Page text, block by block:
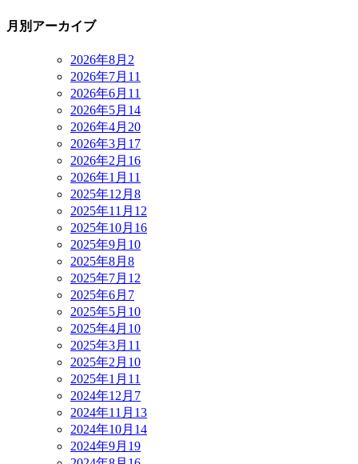
月別アーカイブ
2026年8月 2
2026年7月 11
2026年6月 11
2026年5月 14
2026年4月 20
2026年3月 17
2026年2月 16
2026年1月 11
2025年12月 8
2025年11月 12
2025年10月 16
2025年9月 10
2025年8月 8
2025年7月 12
2025年6月 7
2025年5月 10
2025年4月 10
2025年3月 11
2025年2月 10
2025年1月 11
2024年12月 7
2024年11月 13
2024年10月 14
2024年9月 19